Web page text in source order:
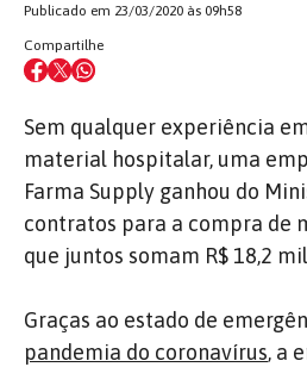
Publicado em 23/03/2020 às 09h58
Compartilhe
Sem qualquer experiência
material hospitalar, uma
Farma Supply ganhou do
contratos para a compra de
que juntos somam R$ 18,2
Graças ao estado de
pandemia do coronavírus, a